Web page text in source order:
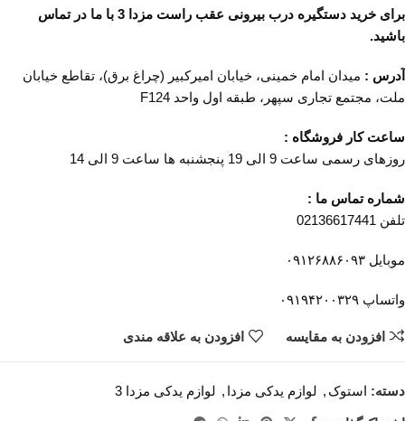
برای خرید دستگیره درب بیرونی عقب راست مزدا 3 با ما در تماس
باشید.
آدرس : میدان امام خمینی، خیابان امیرکبیر (چراغ برق)، تقاطع خیابان
ملت، مجتمع تجاری سپهر، طبقه اول واحد F124
ساعت کار فروشگاه :
روزهای رسمی ساعت 9 الی 19 پنجشنبه ها ساعت 9 الی 14
شماره تماس ما :
تلفن 02136617441
موبایل ۰۹۱۲۶۸۸۶۰۹۳
واتساپ ۰۹۱۹۴۲۰۰۳۲۹
افزودن به مقایسه افزودن به علاقه مندی
دسته: استوک , لوازم یدکی مزدا , لوازم یدکی مزدا 3